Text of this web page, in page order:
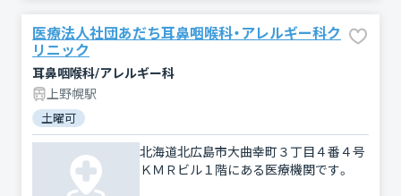
医療法人社団あだち耳鼻咽喉科・アレルギー科ク
リニック
耳鼻咽喉科/アレルギー科
上野幌駅
土曜可
北海道北広島市大曲幸町３丁目４番４号
ＫＭＲビル１階にある医療機関です。